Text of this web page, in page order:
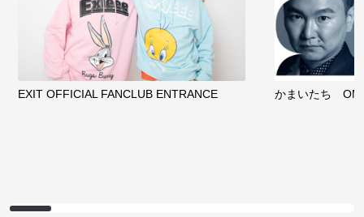
EXIT OFFICIAL FANCLUB ENTRANCE かまいたち